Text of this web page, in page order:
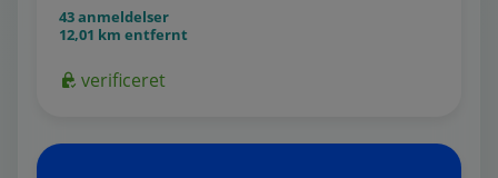
43 anmeldelser
12,01 km entfernt
verificeret